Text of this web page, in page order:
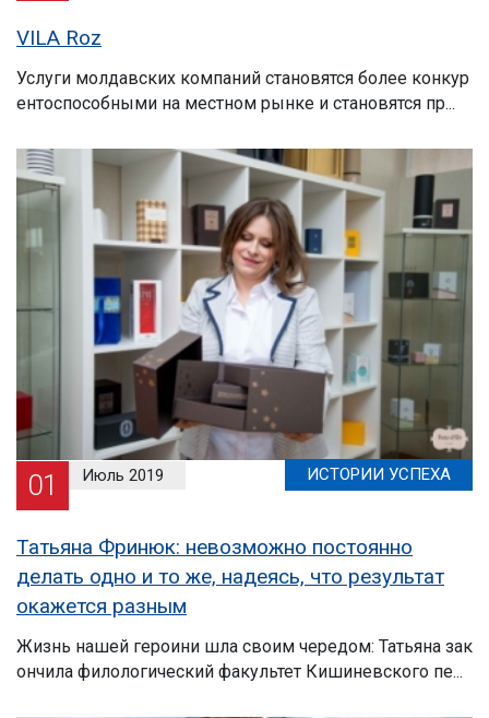
VILA Roz
Услуги молдавских компаний становятся более конкур
ентоспособными на местном рынке и становятся пр...
01 Июль 2019 ИСТОРИИ УСПЕХА
Татьяна Фринюк: невозможно постоянно
делать одно и то же, надеясь, что результат
окажется разным
Жизнь нашей героини шла своим чередом: Татьяна зак
ончила филологический факультет Кишиневского пе...